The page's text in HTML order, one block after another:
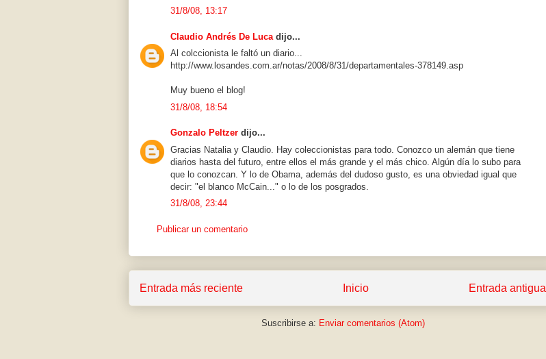
31/8/08, 13:17
Claudio Andrés De Luca dijo...
Al colccionista le faltó un diario...
http://www.losandes.com.ar/notas/2008/8/31/departamentales-378149.asp
Muy bueno el blog!
31/8/08, 18:54
Gonzalo Peltzer dijo...
Gracias Natalia y Claudio. Hay coleccionistas para todo. Conozco un alemán que tiene
diarios hasta del futuro, entre ellos el más grande y el más chico. Algún día lo subo para
que lo conozcan. Y lo de Obama, además del dudoso gusto, es una obviedad igual que
decir: "el blanco McCain..." o lo de los posgrados.
31/8/08, 23:44
Publicar un comentario
Entrada más reciente Entrada antigua
Inicio
Suscribirse a: Enviar comentarios (Atom)